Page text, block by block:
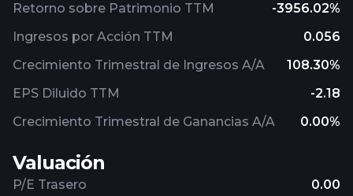
Retorno sobre Patrimonio TTM
-3956.02%
Ingresos por Acción TTM
0.056
Crecimiento Trimestral de Ingresos A/A
108.30%
EPS Diluido TTM
-2.18
Crecimiento Trimestral de Ganancias A/A
0.00%
Valuación
P/E Trasero
0.00